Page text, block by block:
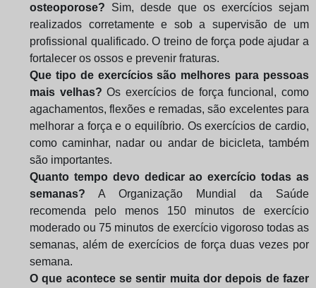
osteoporose? Sim, desde que os exercícios sejam
realizados corretamente e sob a supervisão de um
profissional qualificado. O treino de força pode ajudar a
fortalecer os ossos e prevenir fraturas.
Que tipo de exercícios são melhores para pessoas
mais velhas? Os exercícios de força funcional, como
agachamentos, flexões e remadas, são excelentes para
melhorar a força e o equilíbrio. Os exercícios de cardio,
como caminhar, nadar ou andar de bicicleta, também
são importantes.
Quanto tempo devo dedicar ao exercício todas as
semanas? A Organização Mundial da Saúde
recomenda pelo menos 150 minutos de exercício
moderado ou 75 minutos de exercício vigoroso todas as
semanas, além de exercícios de força duas vezes por
semana.
O que acontece se sentir muita dor depois de fazer